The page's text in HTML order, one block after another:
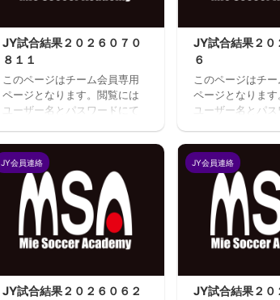
JY試合結果２０２６０７０
８１１
このページはチーム会員専用
ページとなります。閲覧には
ユーザー名とパスワードにて
既存ユーザのログインユーザ
ー名またはメールアドレスパ
スワード ログイン状態を保存
する
JY試合結果２０
６
このページはチー
ページとなりま
ユーザー名とパ
既存ユーザのロ
ー名またはメール
スワード ログイ
する
JY会員連絡
JY試合結果２０２６０６２
JY会員連絡
JY試合結果２０